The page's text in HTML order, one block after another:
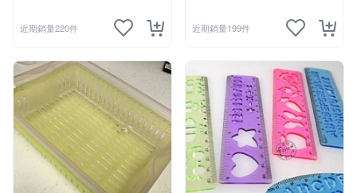
近期銷量220件 近期銷量199件